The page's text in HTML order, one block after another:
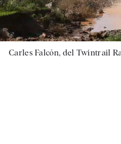
Carles Falcón, del Twintrail